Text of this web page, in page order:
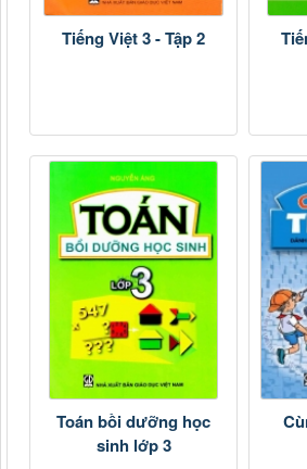
Tiếng Việt 3 - Tập 2
Toán bồi dưỡng học
sinh lớp 3